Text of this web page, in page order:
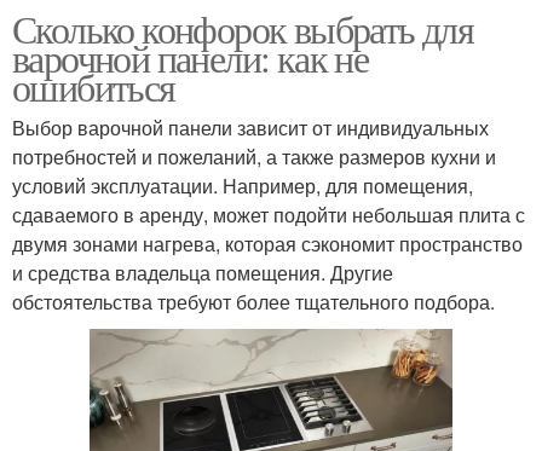
Сколько конфорок выбрать для
варочной панели: как не
ошибиться
Выбор варочной панели зависит от индивидуальных
потребностей и пожеланий, а также размеров кухни и
условий эксплуатации. Например, для помещения,
сдаваемого в аренду, может подойти небольшая плита с
двумя зонами нагрева, которая сэкономит пространство
и средства владельца помещения. Другие
обстоятельства требуют более тщательного подбора.